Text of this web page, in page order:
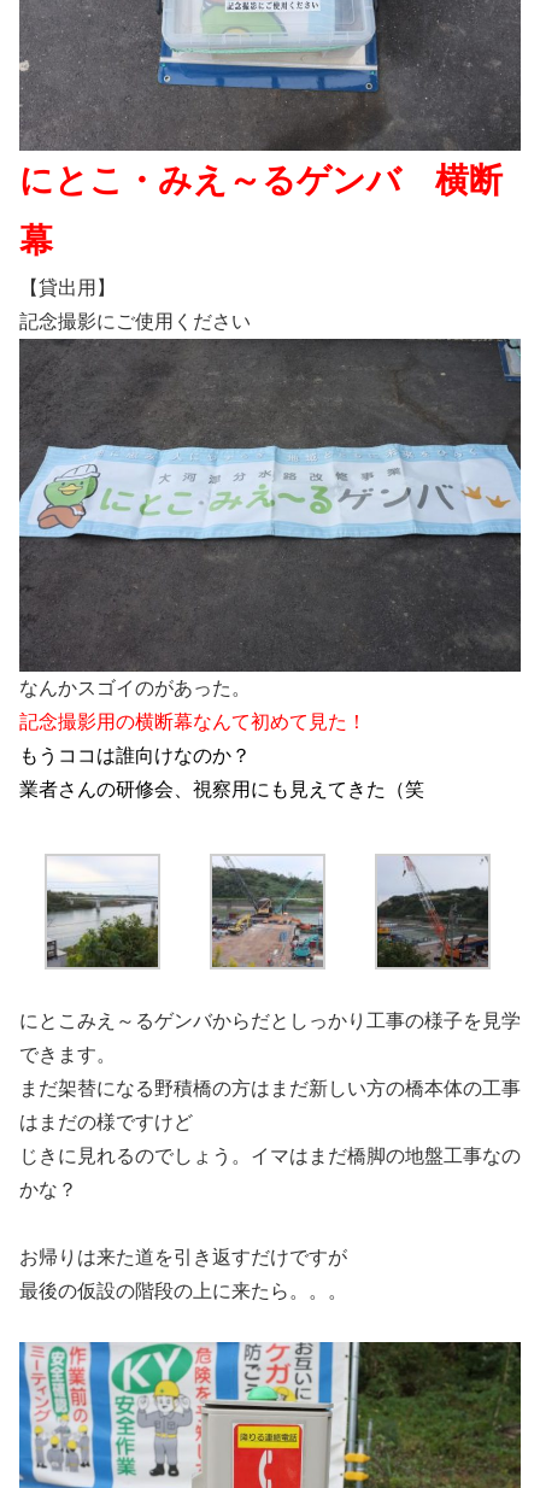
にとこ・みえ～るゲンバ 横断
幕
【貸出用】
記念撮影にご使用ください
なんかスゴイのがあった。
記念撮影用の横断幕なんて初めて見た！
もうココは誰向けなのか？
業者さんの研修会、視察用にも見えてきた（笑
にとこみえ～るゲンバからだとしっかり工事の様子を見学
できます。
まだ架替になる野積橋の方はまだ新しい方の橋本体の工事
はまだの様ですけど
じきに見れるのでしょう。イマはまだ橋脚の地盤工事なの
かな？
お帰りは来た道を引き返すだけですが
最後の仮設の階段の上に来たら。。。